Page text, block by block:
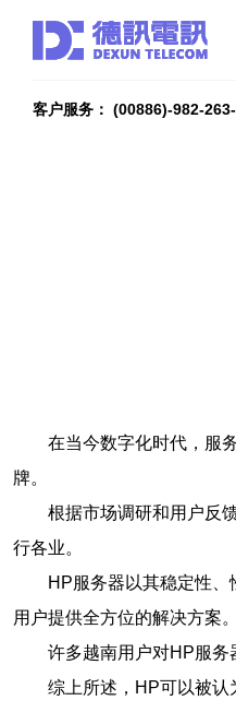
客户服务： (00886)-982-
在当今数字化时代，服
牌。
根据市场调研和用户反
行各业。
HP服务器以其稳定性
用户提供全方位的解决方案。
许多越南用户对HP服务
综上所述，HP可以被认